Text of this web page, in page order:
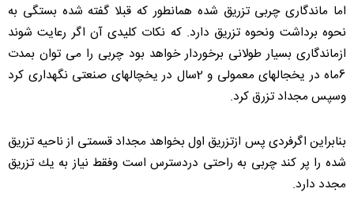
اما ماندگاری چربی تزریق شده همانطور كه قبلا گفته شده بستگی به
نحوه برداشت ونحوه تزریق دارد. كه نكات كلیدی آن اگر رعایت شوند
ازماندگاری بسیار طولانی برخوردار خواهد بود چربی را می توان بمدت
6ماه در یخجالهای معمولی و 2سال در یخچالهای صنعتی نگهداری كرد
وسپس مجداد تزرق كرد.
بنابراین اگرفردی پس ازتزریق اول بخواهد مجداد قسمتی از ناحیه تزریق
شده را پر كند چربی به راحتی دردسترس است وفقط نیاز به یك تزریق
مجدد دارد.